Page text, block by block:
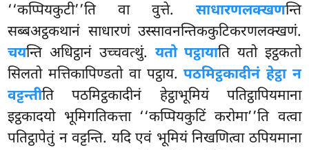
‘‘कप्पियकुटी’’ति वा वुत्ते. साधारणलक्खणन्ति
सब्बअट्ठकथानं साधारणं उस्सावनन्तिककुटिकरणलक्खणं.
चयन्ति अधिट्ठानं उच्चवत्थुं. यतो पट्ठायाति यतो इट्ठकतो
सिलतो मत्तिकापिण्डतो वा पट्ठाय.पठमिट्ठकादीनं हेट्ठा न
वट्टन्तीति पठमिट्ठकादीनं हेट्ठाभूमियं पतिट्ठापियमाना
इट्ठकादयो भूमिगतिकत्ता ‘‘कप्पियकुटिं करोमा’’ति वत्वा
पतिट्ठापेतुं न वट्टन्ति. यदि एवं भूमियं निखणित्वा ठपियमाना